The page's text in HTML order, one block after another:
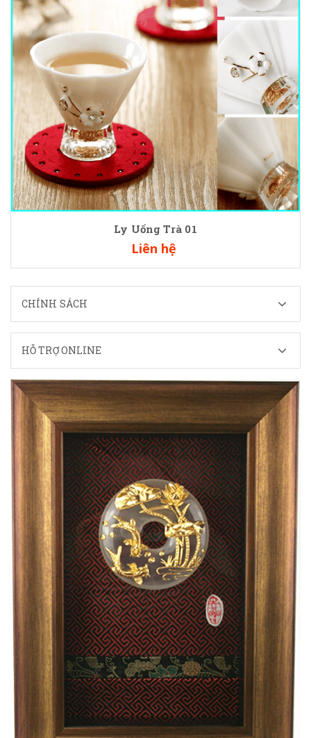
Ly Uống Trà 01
Liên hệ
CHÍNH SÁCH
HỖ TRỢ ONLINE